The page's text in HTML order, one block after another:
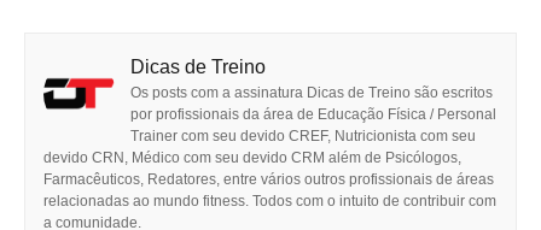
Dicas de Treino
Os posts com a assinatura Dicas de Treino são escritos
por profissionais da área de Educação Física / Personal
Trainer com seu devido CREF, Nutricionista com seu
devido CRN, Médico com seu devido CRM além de Psicólogos,
Farmacêuticos, Redatores, entre vários outros profissionais de áreas
relacionadas ao mundo fitness. Todos com o intuito de contribuir com
a comunidade.